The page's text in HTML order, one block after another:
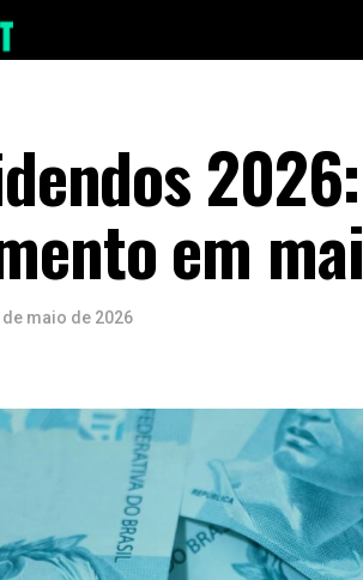
em
de maio de 2026